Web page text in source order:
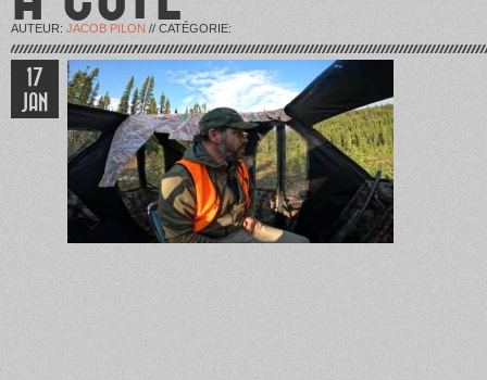
AUTEUR: JACOB PILON // CATÉGORIE:
17
JAN